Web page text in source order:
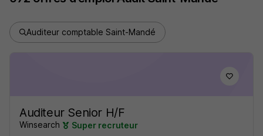
Auditeur comptable Saint-Mandé
Auditeur Senior H/F
Winsearch Super recruteur